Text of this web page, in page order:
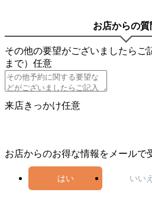
お店からの質
その他の要望がございましたらご
まで） 任意
来店きっかけ任意
お店からのお得な情報をメールで
はい いいえ